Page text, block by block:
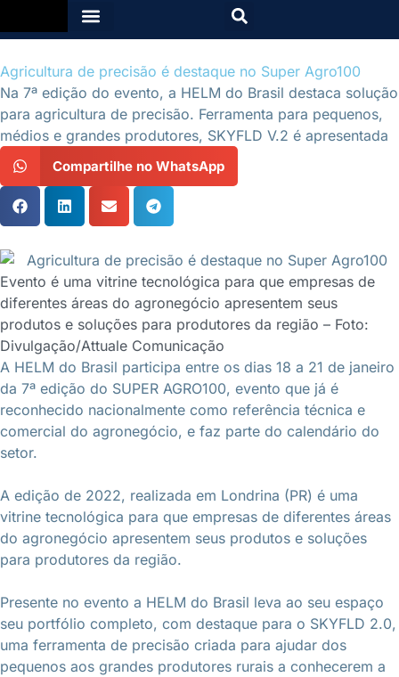
Agricultura de precisão é destaque no Super Agro100
Na 7ª edição do evento, a HELM do Brasil destaca solução
para agricultura de precisão. Ferramenta para pequenos,
médios e grandes produtores, SKYFLD V.2 é apresentada
Compartilhe no WhatsApp
Evento é uma vitrine tecnológica para que empresas de
diferentes áreas do agronegócio apresentem seus
produtos e soluções para produtores da região – Foto:
Divulgação/Attuale Comunicação
A HELM do Brasil participa entre os dias 18 a 21 de janeiro
da 7ª edição do SUPER AGRO100, evento que já é
reconhecido nacionalmente como referência técnica e
comercial do agronegócio, e faz parte do calendário do
setor.
A edição de 2022, realizada em Londrina (PR) é uma
vitrine tecnológica para que empresas de diferentes áreas
do agronegócio apresentem seus produtos e soluções
para produtores da região.
Presente no evento a HELM do Brasil leva ao seu espaço
seu portfólio completo, com destaque para o SKYFLD 2.0,
uma ferramenta de precisão criada para ajudar dos
pequenos aos grandes produtores rurais a conhecerem a